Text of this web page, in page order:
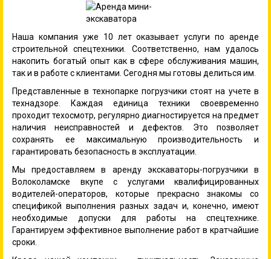
Наша компания уже 10 лет оказывает услуги по аренде
строительной спецтехники. Соответственно, нам удалось
накопить богатый опыт как в сфере обслуживания машин,
так и в работе с клиентами. Сегодня мы готовы делиться им.
Представленные в технопарке погрузчики стоят на учете в
технадзоре. Каждая единица техники своевременно
проходит техосмотр, регулярно диагностируется на предмет
наличия неисправностей и дефектов. Это позволяет
сохранять ее максимальную производительность и
гарантировать безопасность в эксплуатации.
Мы предоставляем в аренду экскаваторы-погрузчики в
Волоколамске вкупе с услугами квалифицированных
водителей-операторов, которые прекрасно знакомы со
спецификой выполнения разных задач и, конечно, имеют
необходимые допуски для работы на спецтехнике.
Гарантируем эффективное выполнение работ в кратчайшие
сроки.